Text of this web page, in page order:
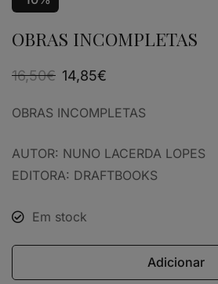
OBRAS INCOMPLETAS
16,50€ 14,85€
OBRAS INCOMPLETAS
AUTOR: NUNO LACERDA LOPES
EDITORA: DRAFTBOOKS
Em stock
Adicionar